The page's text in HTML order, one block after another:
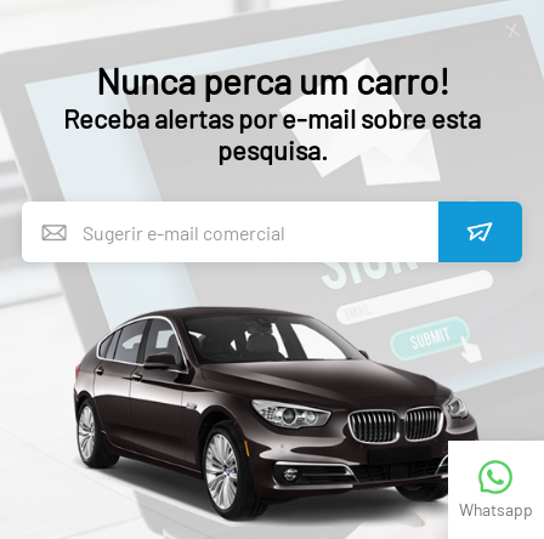
Nunca perca um carro!
Receba alertas por e-mail sobre esta
pesquisa.
Whatsapp